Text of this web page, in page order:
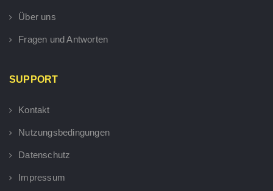
Über uns
Fragen und Antworten
SUPPORT
Kontakt
Nutzungsbedingungen
Datenschutz
Impressum